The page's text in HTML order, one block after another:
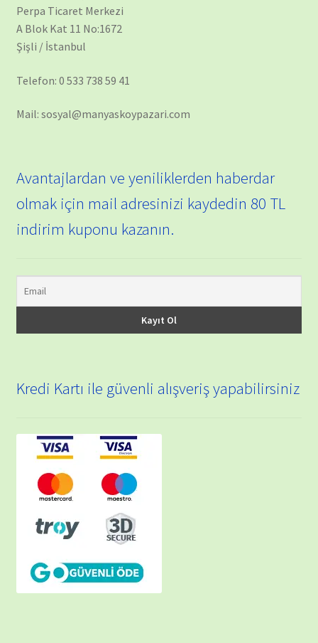
Perpa Ticaret Merkezi
A Blok Kat 11 No:1672
Şişli / İstanbul
Telefon: 0 533 738 59 41
Mail: sosyal@manyaskoypazari.com
Avantajlardan ve yeniliklerden haberdar
olmak için mail adresinizi kaydedin 80 TL
indirim kuponu kazanın.
Kredi Kartı ile güvenli alışveriş yapabilirsiniz